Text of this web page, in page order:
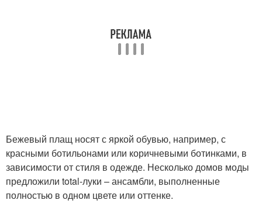
Бежевый плащ носят с яркой обувью, например, с
красными ботильонами или коричневыми ботинками, в
зависимости от стиля в одежде. Несколько домов моды
предложили total-луки – ансамбли, выполненные
полностью в одном цвете или оттенке.